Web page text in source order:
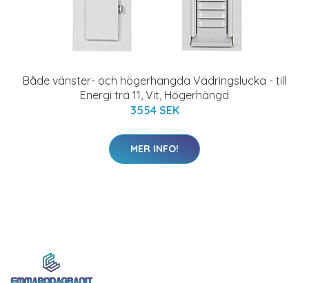
Både vänster- och högerhängda Vädringslucka - till
Energi trä 11, Vit, Högerhängd
3554 SEK
MER INFO!